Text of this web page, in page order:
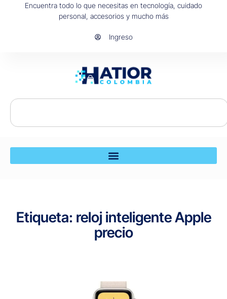
Encuentra todo lo que necesitas en tecnología, cuidado
personal, accesorios y mucho más
Ingreso
Etiqueta: reloj inteligente Apple
precio